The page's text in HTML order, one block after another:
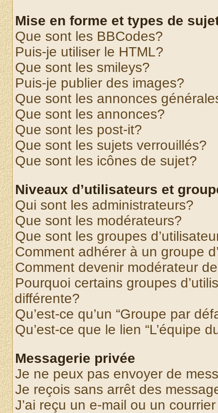
Mise en forme et types de
Que sont les BBCodes?
Puis-je utiliser le HTML?
Que sont les smileys?
Puis-je publier des images?
Que sont les annonces
Que sont les annonces?
Que sont les post-it?
Que sont les sujets verrouillés?
Que sont les icônes de sujet?
Niveaux d’utilisateurs et
Qui sont les administrateurs?
Que sont les modérateurs?
Que sont les groupes
Comment adhérer à un groupe
Comment devenir modérateur
Pourquoi certains groupes
différente?
Qu’est-ce qu’un “Groupe par
Qu’est-ce que le lien “L’équipe
Messagerie privée
Je ne peux pas envoyer de
Je reçois sans arrêt des
J’ai reçu un e-mail ou un